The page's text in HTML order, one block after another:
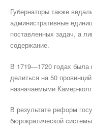
Губернаторы также
административные
поставленных задач, а
содержание.
В 1719—1720 годах была
делиться на 50
назначаемыми Камер-
В результате реформ
бюрократической